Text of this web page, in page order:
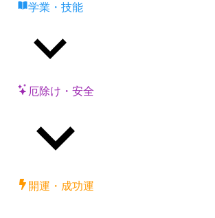
学業・技能
厄除け・安全
開運・成功運